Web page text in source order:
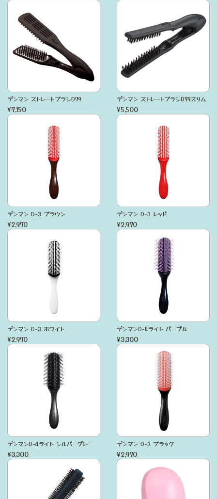
デンマン ストレートブラシD79
¥7,150
デンマン ストレートブラシD79スリム
¥5,500
デンマン D-3 ブラウン
¥2,970
デンマン D-3 レッド
¥2,970
デンマン D-3 ホワイト
¥2,970
デンマンD-4ライト パープル
¥3,300
デンマンD-4ライト シルバーグレー
¥3,300
デンマン D-3 ブラック
¥2,970